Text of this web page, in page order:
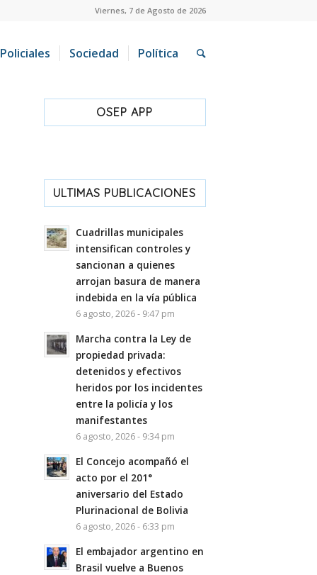
Viernes, 7 de Agosto de 2026
Policiales Sociedad Política
OSEP APP
ULTIMAS PUBLICACIONES
Cuadrillas municipales
intensifican controles y
sancionan a quienes
arrojan basura de manera
indebida en la vía pública
6 agosto, 2026 - 9:47 pm
Marcha contra la Ley de
propiedad privada:
detenidos y efectivos
heridos por los incidentes
entre la policía y los
manifestantes
6 agosto, 2026 - 9:34 pm
El Concejo acompañó el
acto por el 201°
aniversario del Estado
Plurinacional de Bolivia
6 agosto, 2026 - 6:33 pm
El embajador argentino en
Brasil vuelve a Buenos